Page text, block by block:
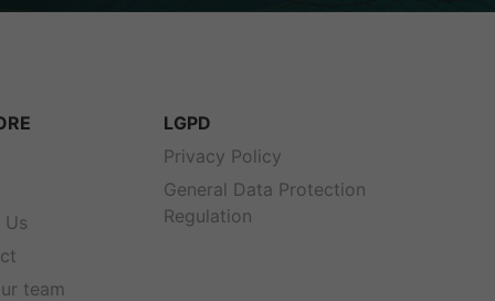
team
LGPD
Privacy Policy
General Data Protection
Regulation